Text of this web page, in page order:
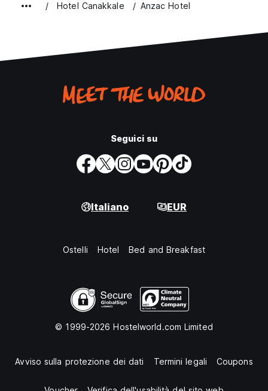
Hotel Canakkale Anzac Hotel
Seguici su
Italiano EUR
Ostelli Hotel Bed and Breakfast
© 1999-2026 Hostelworld.com Limited
Avviso sulla protezione dei dati Termini legali Coupons